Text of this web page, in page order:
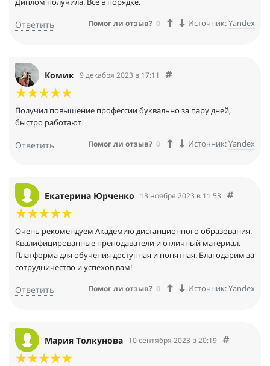
Ответить Помог ли отзыв? 0 Источник:Yandex
Комик 9 декабря 2023 в 17:11
Получил повышение профессии буквально за пару дней,
быстро работают
Ответить Помог ли отзыв? 0 Источник:Yandex
Екатерина Юрченко 13 ноября 2023 в 11:53
Очень рекомендуем Академию дистанционного образования.
Квалифицированные преподаватели и отличный материал.
Платформа для обучения доступная и понятная. Благодарим за
сотрудничество и успехов вам!
Ответить Помог ли отзыв? 0 Источник:Yandex
Мария Толкунова 10 сентября 2023 в 20:19